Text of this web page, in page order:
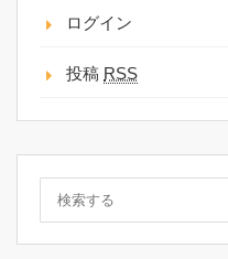
ログイン
投稿 RSS